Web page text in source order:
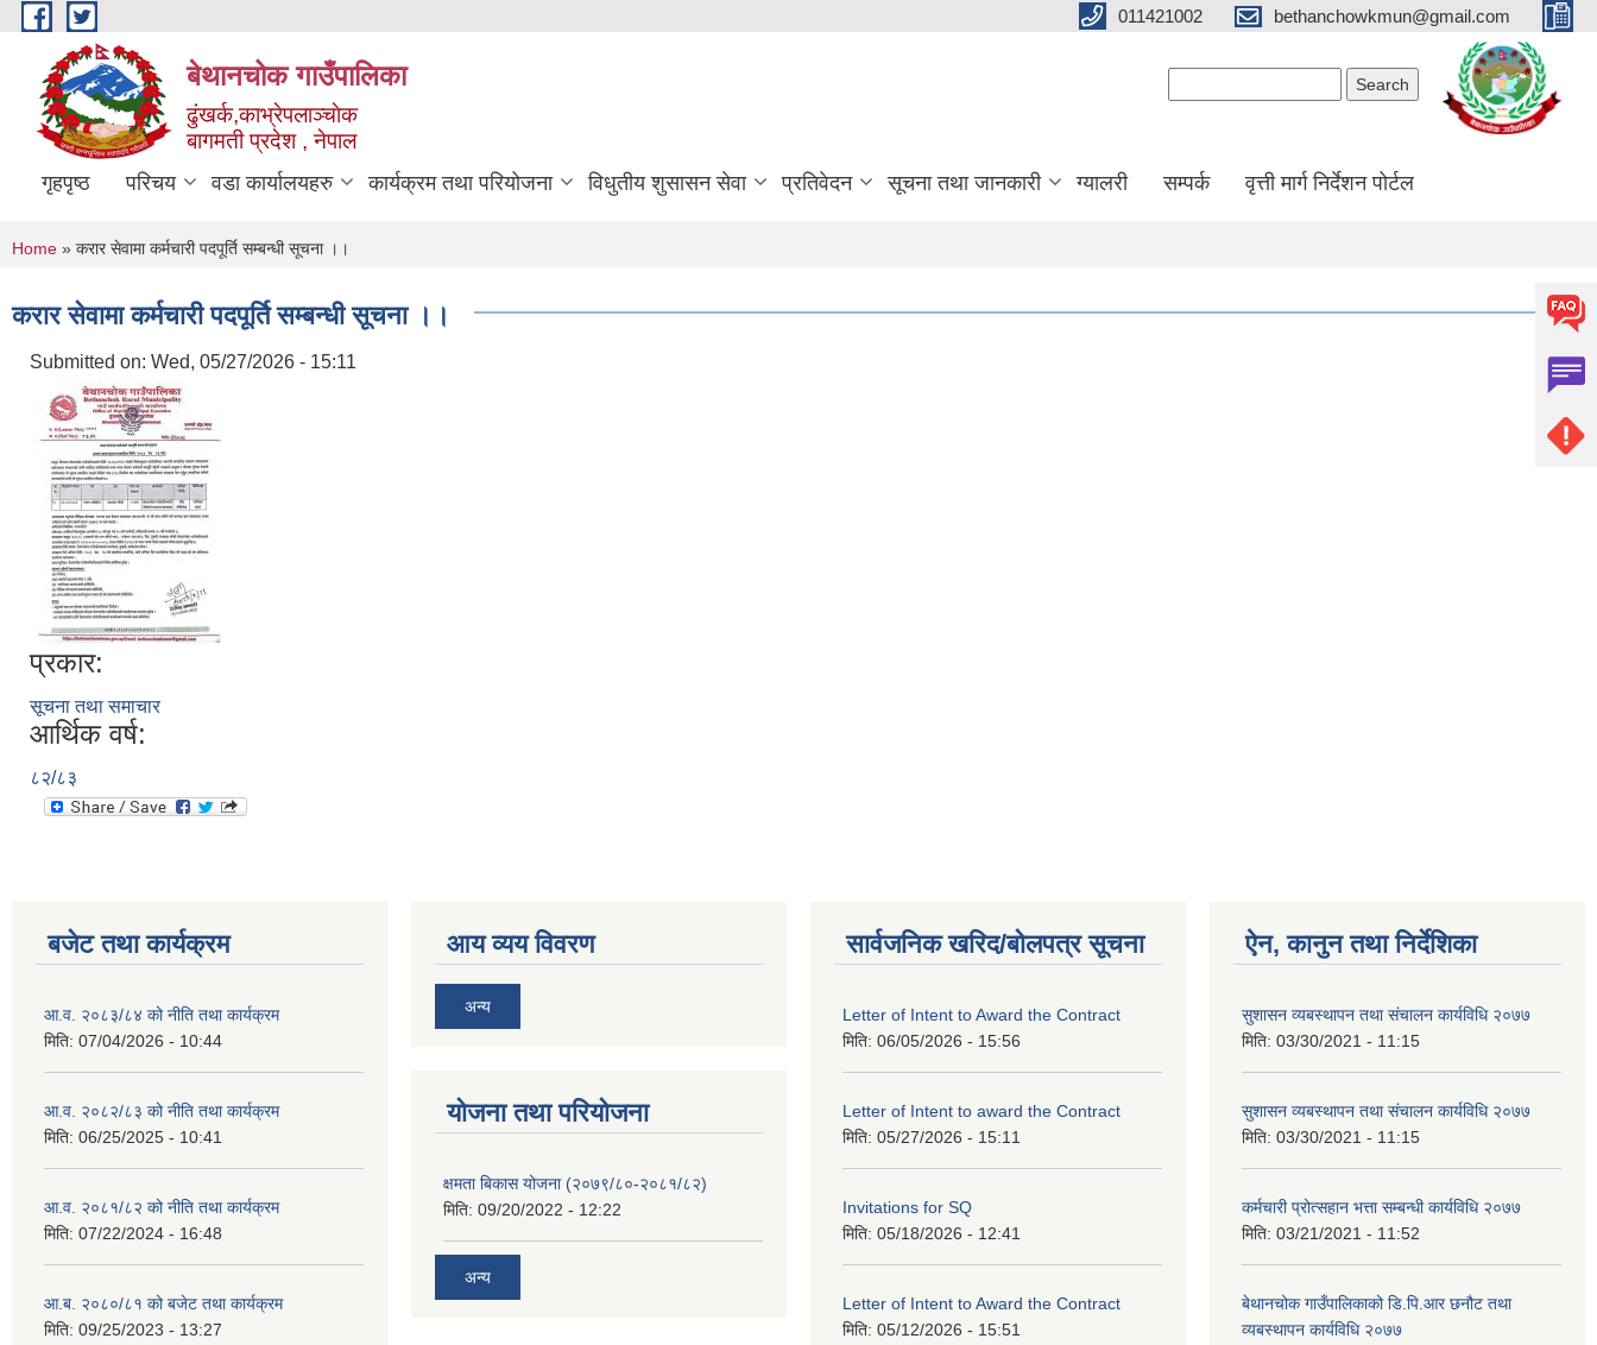
Skip to main content 011421002 bethanchowkmun@gmail.com
बेथानचोक गाउँपालिका
ढुंखर्क,काभ्रेपलाञ्चाेक
बागमती प्रदेश , नेपाल
गृहपृष्ठ परिचय वडा कार्यालयहरु कार्यक्रम तथा परियोजना विधुतीय शुसासन सेवा प्रतिवेदन सूचना तथा जानकारी ग्यालरी सम्पर्क वृत्ती मार्ग निर्देशन पोर्टल
You are here
Home » करार सेवामा कर्मचारी पदपूर्ति सम्बन्धी सूचना ।।
करार सेवामा कर्मचारी पदपूर्ति सम्बन्धी सूचना ।।
Submitted on: Wed, 05/27/2026 - 15:11
प्रकार:
सूचना तथा समाचार
आर्थिक वर्ष:
८२/८३
बजेट तथा कार्यक्रम
आ.व. २०८३/८४ को नीति तथा कार्यक्रम
मिति: 07/04/2026 - 10:44
आ.व. २०८२/८३ को नीति तथा कार्यक्रम
मिति: 06/25/2025 - 10:41
आ.व. २०८१/८२ को नीति तथा कार्यक्रम
मिति: 07/22/2024 - 16:48
आ.ब. २०८०/८१ को बजेट तथा कार्यक्रम
मिति: 09/25/2023 - 13:27
आय व्यय विवरण
अन्य
याेजना तथा परियाेजना
क्षमता बिकास योजना (२०७९/८०-२०८१/८२)
मिति: 09/20/2022 - 12:22
अन्य
सार्वजनिक खरिद/बोलपत्र सूचना
Letter of Intent to Award the Contract
मिति: 06/05/2026 - 15:56
Letter of Intent to award the Contract
मिति: 05/27/2026 - 15:11
Invitations for SQ
मिति: 05/18/2026 - 12:41
Letter of Intent to Award the Contract
मिति: 05/12/2026 - 15:51
ऐन, कानुन तथा निर्देशिका
सुशासन व्यबस्थापन तथा संचालन कार्यविधि २०७७
मिति: 03/30/2021 - 11:15
सुशासन व्यबस्थापन तथा संचालन कार्यविधि २०७७
मिति: 03/30/2021 - 11:15
कर्मचारी प्रोत्सहान भत्ता सम्बन्धी कार्यविधि २०७७
मिति: 03/21/2021 - 11:52
बेथानचोक गाउँपालिकाको डि.पि.आर छनौट तथा
व्यबस्थापन कार्यविधि २०७७